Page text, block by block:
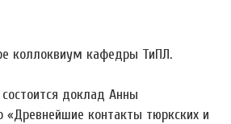
коллоквиум кафедры ТиПЛ.
доклад Анны
контакты тюркских и